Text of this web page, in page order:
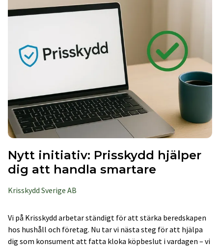
Nytt initiativ: Prisskydd hjälper
dig att handla smartare
Krisskydd Sverige AB
Vi på Krisskydd arbetar ständigt för att stärka beredskapen
hos hushåll och företag. Nu tar vi nästa steg för att hjälpa
dig som konsument att fatta kloka köpbeslut i vardagen – vi